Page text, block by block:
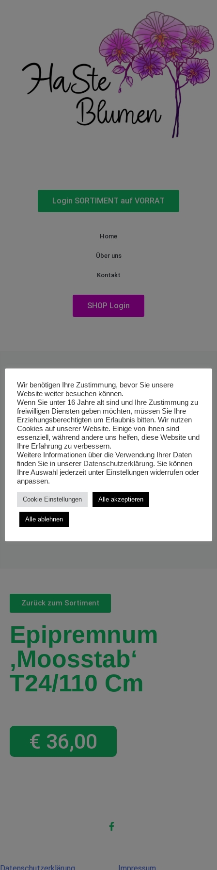
Login SORTIMENT auf VORRAT
Home
Über uns
Kontakt
SHOP Login
Zurück zum Sortiment
Epipremnum
‚Moosstab‘
T24/110 Cm
€ 36,00
Wir benötigen Ihre Zustimmung, bevor Sie unsere
Website weiter besuchen können.
Wenn Sie unter 16 Jahre alt sind und Ihre Zustimmung zu
freiwilligen Diensten geben möchten, müssen Sie Ihre
Erziehungsberechtigten um Erlaubnis bitten. Wir nutzen
Cookies auf unserer Website. Einige von ihnen sind
essenziell, während andere uns helfen, diese Website und
Ihre Erfahrung zu verbessern.
Weitere Informationen über die Verwendung Ihrer Daten
finden Sie in unserer Datenschutzerklärung. Sie können
Ihre Auswahl jederzeit unter Einstellungen widerrufen oder
anpassen.
Cookie Einstellungen Alle akzeptieren
Alle ablehnen